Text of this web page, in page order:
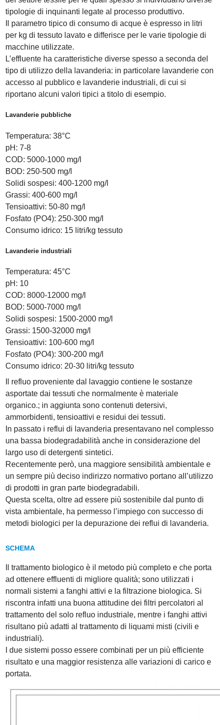
tipologie di inquinanti legate al processo produttivo.
Il parametro tipico di consumo di acque è espresso in litri
per kg di tessuto lavato e differisce per le varie tipologie di
macchine utilizzate.
L’effluente ha caratteristiche diverse spesso a seconda del
tipo di utilizzo della lavanderia: in particolare lavanderie con
accesso al pubblico e lavanderie industriali, di cui si
riportano alcuni valori tipici a titolo di esempio.
Lavanderie pubbliche
Temperatura: 38°C
pH: 7-8
COD: 5000-1000 mg/l
BOD: 250-500 mg/l
Solidi sospesi: 400-1200 mg/l
Grassi: 400-600 mg/l
Tensioattivi: 50-80 mg/l
Fosfato (PO4): 250-300 mg/l
Consumo idrico: 15 litri/kg tessuto
Lavanderie industriali
Temperatura: 45°C
pH: 10
COD: 8000-12000 mg/l
BOD: 5000-7000 mg/l
Solidi sospesi: 1500-2000 mg/l
Grassi: 1500-32000 mg/l
Tensioattivi: 100-600 mg/l
Fosfato (PO4): 300-200 mg/l
Consumo idrico: 20-30 litri/kg tessuto
Il refluo proveniente dal lavaggio contiene le sostanze
asportate dai tessuti che normalmente è materiale
organico.; in aggiunta sono contenuti detersivi,
ammorbidenti, tensioattivi e residui dei tessuti.
In passato i reflui di lavanderia presentavano nel complesso
una bassa biodegradabilità anche in considerazione del
largo uso di detergenti sintetici.
Recentemente però, una maggiore sensibilità ambientale e
un sempre più deciso indirizzo normativo portano all’utilizzo
di prodotti in gran parte biodegradabili.
Questa scelta, oltre ad essere più sostenibile dal punto di
vista ambientale, ha permesso l’impiego con successo di
metodi biologici per la depurazione dei reflui di lavanderia.
SCHEMA
Il trattamento biologico è il metodo più completo e che porta
ad ottenere effluenti di migliore qualità; sono utilizzati i
normali sistemi a fanghi attivi e la filtrazione biologica. Si
riscontra infatti una buona attitudine dei filtri percolatori al
trattamento del solo refluo industriale, mentre i fanghi attivi
risultano più adatti al trattamento di liquami misti (civili e
industriali).
I due sistemi posso essere combinati per un più efficiente
risultato e una maggior resistenza alle variazioni di carico e
portata.